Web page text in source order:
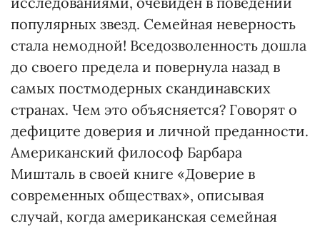
популярных звезд. Семейная неверность
стала немодной! Вседозволенность дошла
до своего предела и повернула назад в
самых постмодерных скандинавских
странах. Чем это объясняется? Говорят о
дефиците доверия и личной преданности.
Американский философ Барбара
Мишталь в своей книге «Доверие в
современных обществах», описывая
случай, когда американская семейная